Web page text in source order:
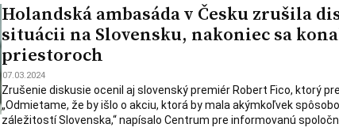
Holandská ambasáda v Česku zrušila
situácii na Slovensku, nakoniec sa
priestoroch
07.03.2024
Zrušenie diskusie ocenil aj slovenský premiér Robert Fico, ktorý
„Odmietame, že by išlo o akciu, ktorá by mala akýmkoľvek
záležitostí Slovenska,“ napísalo Centrum pre informovanú